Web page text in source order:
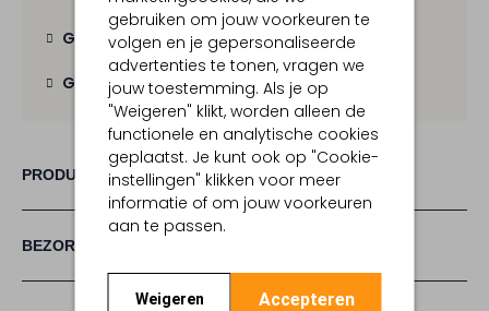
gebruiken om jouw voorkeuren te
volgen en je gepersonaliseerde
advertenties te tonen, vragen we
jouw toestemming. Als je op
"Weigeren" klikt, worden alleen de
functionele en analytische cookies
geplaatst. Je kunt ook op "Cookie-
instellingen" klikken voor meer
informatie of om jouw voorkeuren
aan te passen.
Weigeren Accepteren
Gratis verzending vanaf € 100,-
Gratis retourbinnen 30 dagen
PRODUCT INFORMATIE
BEZORGEN & RETOURNEREN